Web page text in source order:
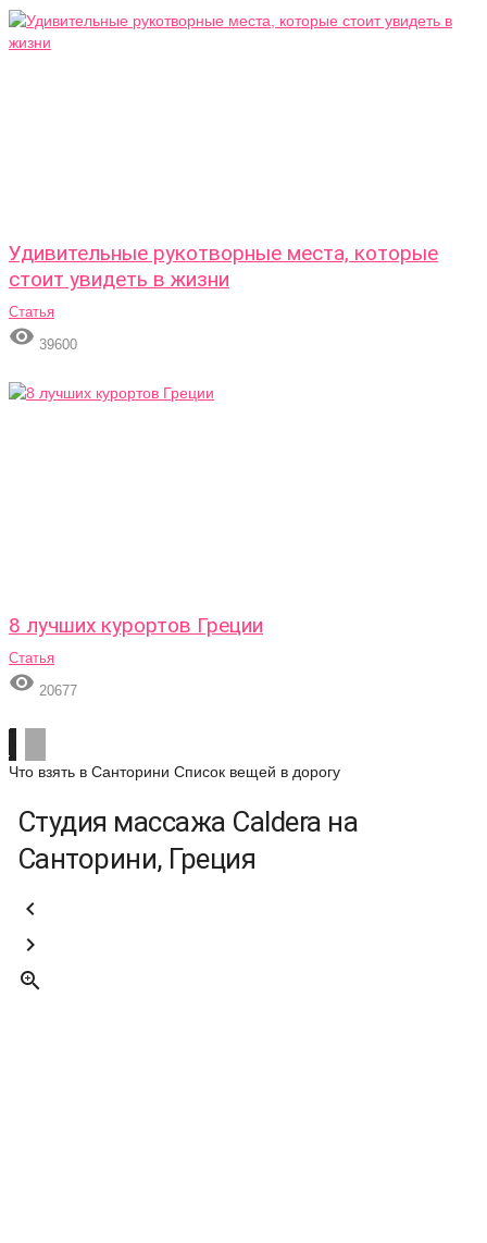
Удивительные рукотворные места, которые
стоит увидеть в жизни
Статья
 39600
8 лучших курортов Греции
Статья
 20677
Что взять в Санторини Список вещей в дорогу
Студия массажа Caldera на
Санторини, Греция


